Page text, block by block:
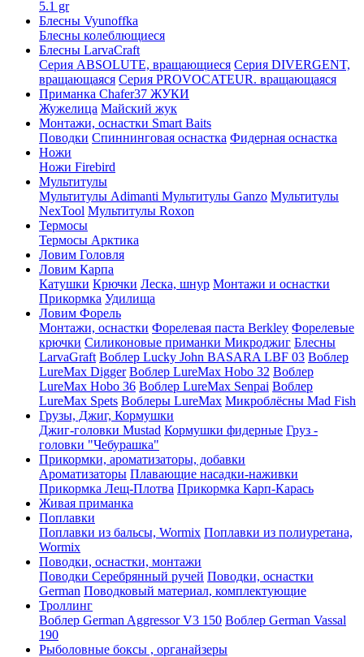
5.1 gr
Блесны Vyunoffka
Блесны колеблющиеся
Блесны LarvaCraft
Серия ABSOLUTE, вращающиеся Серия DIVERGENT,
вращающаяся Серия PROVOCATEUR. вращающаяся
Приманка Chafer37 ЖУКИ
Жужелица Майский жук
Монтажи, оснастки Smart Baits
Поводки Спиннинговая оснастка Фидерная оснастка
Ножи
Ножи Firebird
Мультитулы
Мультитулы Adimanti Мультитулы Ganzo Мультитулы
NexTool Мультитулы Roxon
Термосы
Термосы Арктика
Ловим Головля
Ловим Карпа
Катушки Крючки Леска, шнур Монтажи и оснастки
Прикормка Удилища
Ловим Форель
Монтажи, оснастки Форелевая паста Berkley Форелевые
крючки Силиконовые приманки Микроджиг Блесны
LarvaGraft Воблер Lucky John BASARA LBF 03 Воблер
LureMax Digger Воблер LureMax Hobo 32 Воблер
LureMax Hobo 36 Воблер LureMax Senpai Воблер
LureMax Spets Воблеры LureMax Микроблёсны Mad Fish
Грузы, Джиг, Кормушки
Джиг-головки Mustad Кормушки фидерные Груз -
головки "Чебурашка"
Прикормки, ароматизаторы, добавки
Ароматизаторы Плавающие насадки-наживки
Прикормка Лещ-Плотва Прикормка Карп-Карась
Живая приманка
Поплавки
Поплавки из бальсы, Wormix Поплавки из полиуретана,
Wormix
Поводки, оснастки, монтажи
Поводки Серебрянный ручей Поводки, оснастки
German Поводковый материал, комплектующие
Троллинг
Воблер German Aggressor V3 150 Воблер German Vassal
190
Рыболовные боксы , органайзеры